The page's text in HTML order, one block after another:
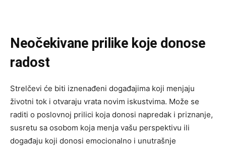
Neočekivane prilike koje donose
radost
Strelčevi će biti iznenađeni događajima koji menjaju
životni tok i otvaraju vrata novim iskustvima. Može se
raditi o poslovnoj prilici koja donosi napredak i priznanje,
susretu sa osobom koja menja vašu perspektivu ili
događaju koji donosi emocionalno i unutrašnje